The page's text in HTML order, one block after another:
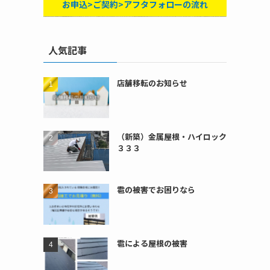
お申込>ご契約>アフタフォローの流れ
人気記事
店舗移転のお知らせ
（新築）金属屋根・ハイロック
３３３
雹の被害でお困りなら
雹による屋根の被害